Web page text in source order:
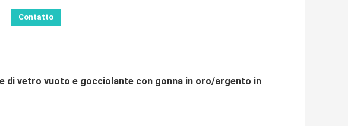
Contatto
di vetro vuoto e gocciolante con gonna in oro/argento in